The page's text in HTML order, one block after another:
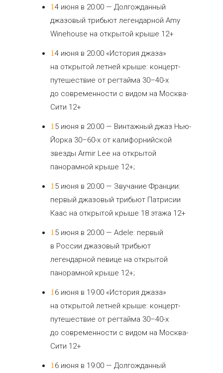
14 июня в 20:00 — Долгожданный
джазовый трибьют легендарной Amy
Winehouse на открытой крыше 12+
14 июня в 20:00 «История джаза»
на открытой летней крыше: концерт-
путешествие от регтайма 30–40-х
до современности с видом на Москва-
Сити 12+
15 июня в 20:00 — Винтажный джаз Нью-
Йорка 30–60-х от калифорнийской
звезды Armir Lee на открытой
панорамной крыше 12+;
15 июня в 20:00 — Звучание Франции:
первый джазовый трибьют Патрисии
Каас на открытой крыше 18 этажа 12+
15 июня в 20:00 — Adele: первый
в России джазовый трибьют
легендарной певице на открытой
панорамной крыше 12+;
16 июня в 19:00 «История джаза»
на открытой летней крыше: концерт-
путешествие от регтайма 30–40-х
до современности с видом на Москва-
Сити 12+
16 июня в 19:00 — Долгожданный